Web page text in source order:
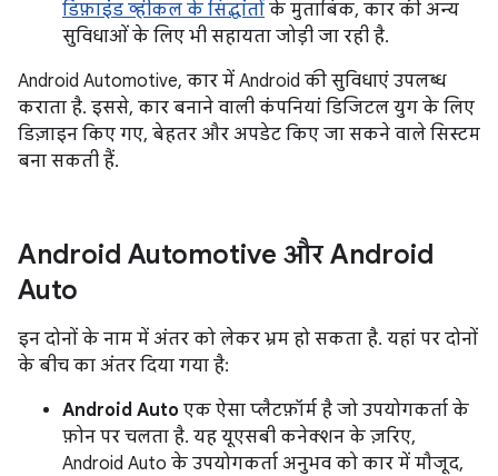
डिफ़ाइंड व्हीकल के सिद्धांतों के मुताबिक, कार की अन्य
सुविधाओं के लिए भी सहायता जोड़ी जा रही है.
Android Automotive, कार में Android की सुविधाएं उपलब्ध
कराता है. इससे, कार बनाने वाली कंपनियां डिजिटल युग के लिए
डिज़ाइन किए गए, बेहतर और अपडेट किए जा सकने वाले सिस्टम
बना सकती हैं.
Android Automotive और Android
Auto
इन दोनों के नाम में अंतर को लेकर भ्रम हो सकता है. यहां पर दोनों
के बीच का अंतर दिया गया है:
Android Auto एक ऐसा प्लैटफ़ॉर्म है जो उपयोगकर्ता के
फ़ोन पर चलता है. यह यूएसबी कनेक्शन के ज़रिए,
Android Auto के उपयोगकर्ता अनुभव को कार में मौजूद,